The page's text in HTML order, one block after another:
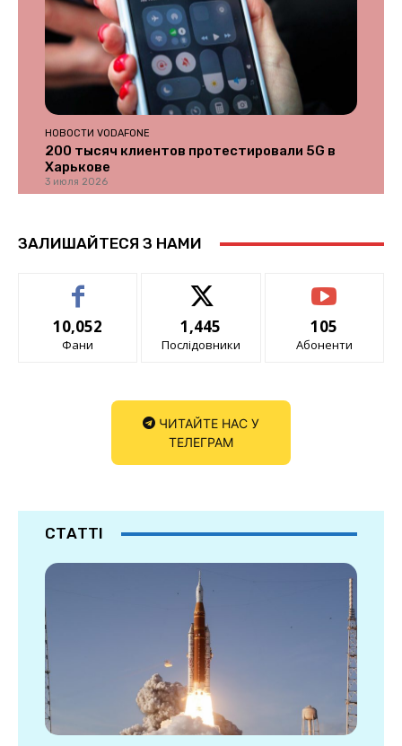
НОВОСТИ VODAFONE
200 тысяч клиентов протестировали 5G в
Харькове
3 июля 2026
ЗАЛИШАЙТЕСЯ З НАМИ
10,052
Фани
1,445
Послідовники
105
Абоненти
ЧИТАЙТЕ НАС У
ТЕЛЕГРАМ
СТАТТІ